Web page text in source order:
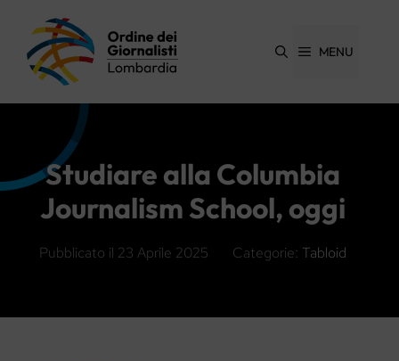
contenuto
MENU
Studiare alla Columbia
Journalism School, oggi
Pubblicato il 23 Aprile 2025 Categorie: Tabloid